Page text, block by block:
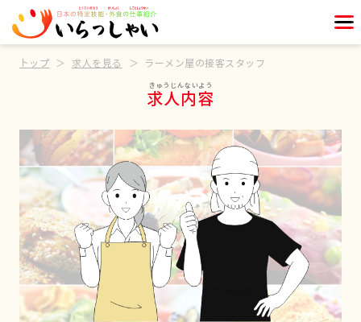
トップ 求人を見る ラーメン屋の接客スタッフ
求人内容